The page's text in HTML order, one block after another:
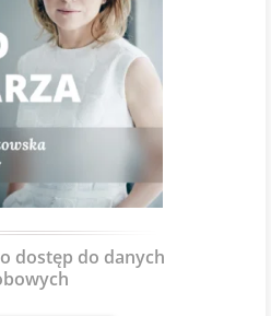
dostęp do danych